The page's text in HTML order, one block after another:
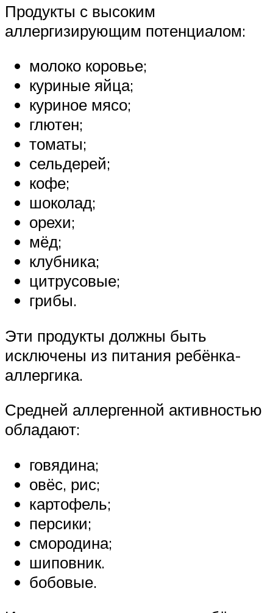
Продукты с высоким
аллергизирующим потенциалом:
молоко коровье;
куриные яйца;
куриное мясо;
глютен;
томаты;
сельдерей;
кофе;
шоколад;
орехи;
мёд;
клубника;
цитрусовые;
грибы.
Эти продукты должны быть
исключены из питания ребёнка-
аллергика.
Средней аллергенной активностью
обладают:
говядина;
овёс, рис;
картофель;
персики;
смородина;
шиповник.
бобовые.